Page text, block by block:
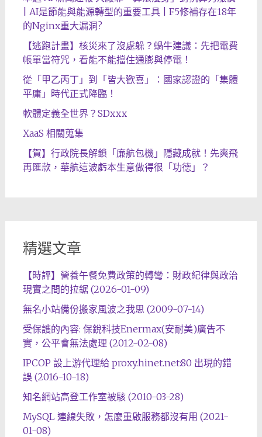
| AI是節能與能源轉型的重要工具 | F5修補存在18年
的Nginx重大漏洞?
【逃跑計畫】核災來了沒處躲？蝸牛建議：先把電費
帳單當符咒，看能不能擋住通膨與停電！
從「甲乙丙丁」到「皆大歡喜」：國家認證的「集體
平庸」時代正式降臨！
軟體定義全世界？SDxxx
XaaS 相關蒐集
【賀】行政院長解鎖「廉航包機」隱藏成就！先爽飛
再匯款，華航這波虧本生意做得很「功德」？
精選文章
【時評】營養午餐免費政策的轉彎：財政紀律與政治
現實之間的拉鋸 (2026-01-09)
無名小站備份搬家風波之我思 (2009-07-14)
受保護的內容: 保銳科技Enermax(安耐美)廣告不
實，公平會無法處理 (2012-02-08)
IPCOP 設上游代理給 proxy.hinet.net:80 出現的錯
誤 (2016-10-18)
知名網站高登工作室被駭 (2010-03-28)
MySQL 連線失敗，怎麼重啟服務都沒有用 (2021-
01-08)